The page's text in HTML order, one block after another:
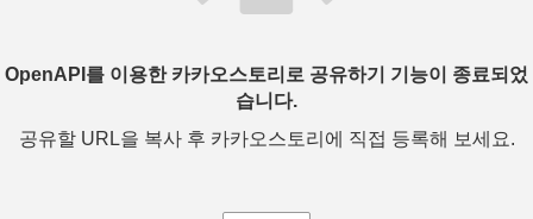
OpenAPI를 이용한 카카오스토리로 공유하기 기능이 종료되었
습니다.
공유할 URL을 복사 후 카카오스토리에 직접 등록해 보세요.